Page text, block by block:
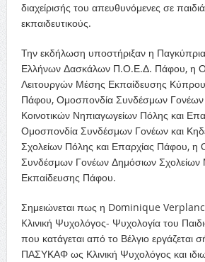
διαχείρισής του απευθυνόμενες σε
εκπαιδευτικούς.
Την εκδήλωση υποστήριξαν η
Ελλήνων Δασκάλων Π.Ο.Ε.Δ. Πάφου, η
Λειτουργών Μέσης Εκπαίδευσης
Πάφου, Ομοσπονδία Συνδέσμων Γονέων
Κοινοτικών Νηπιαγωγείων Πόλης και
Ομοσπονδία Συνδέσμων Γονέων και
Σχολείων Πόλης και Επαρχίας Πάφου, η
Συνδέσμων Γονέων Δημόσιων Σχολείων
Εκπαίδευσης Πάφου.
Σημειώνεται πως η Dominique
Kλινική Ψυχολόγος- Ψυχολογία του
που κατάγεται από το Βέλγιο εργάζεται
ΠΑΣΥΚΑΦ ως Κλινική Ψυχολόγος και